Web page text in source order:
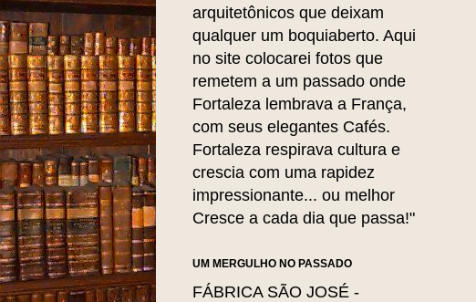
arquitetônicos que deixam
qualquer um boquiaberto. Aqui
no site colocarei fotos que
remetem a um passado onde
Fortaleza lembrava a França,
com seus elegantes Cafés.
Fortaleza respirava cultura e
crescia com uma rapidez
impressionante... ou melhor
Cresce a cada dia que passa!"
UM MERGULHO NO PASSADO
FÁBRICA SÃO JOSÉ -